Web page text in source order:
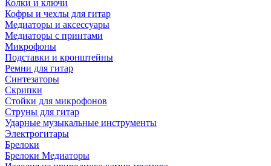
Колки и ключи
Кофры и чехлы для гитар
Медиаторы и аксессуары
Медиаторы с принтами
Микрофоны
Подставки и кронштейны
Ремни для гитар
Синтезаторы
Скрипки
Стойки для микрофонов
Струны для гитар
Ударные музыкальные инструменты
Электрогитары
Брелоки
Брелоки Медиаторы